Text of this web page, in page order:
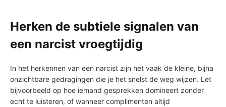
Herken de ⁤subtiele‌ signalen van
een narcist vroegtijdig
In het herkennen van‍ een narcist ‍zijn ‍het vaak de kleine, bijna
onzichtbare gedragingen die je ⁢het snelst de ⁤weg wijzen. Let
bijvoorbeeld op ⁤hoe ‌iemand gesprekken domineert zonder
echt te ⁤luisteren, of wanneer complimenten altijd